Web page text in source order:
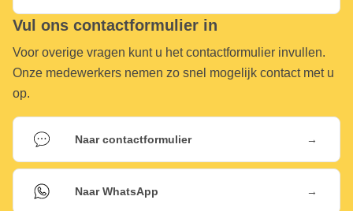
Vul ons contactformulier in
Voor overige vragen kunt u het contactformulier invullen.
Onze medewerkers nemen zo snel mogelijk contact met u
op.
Naar contactformulier →
Naar WhatsApp →